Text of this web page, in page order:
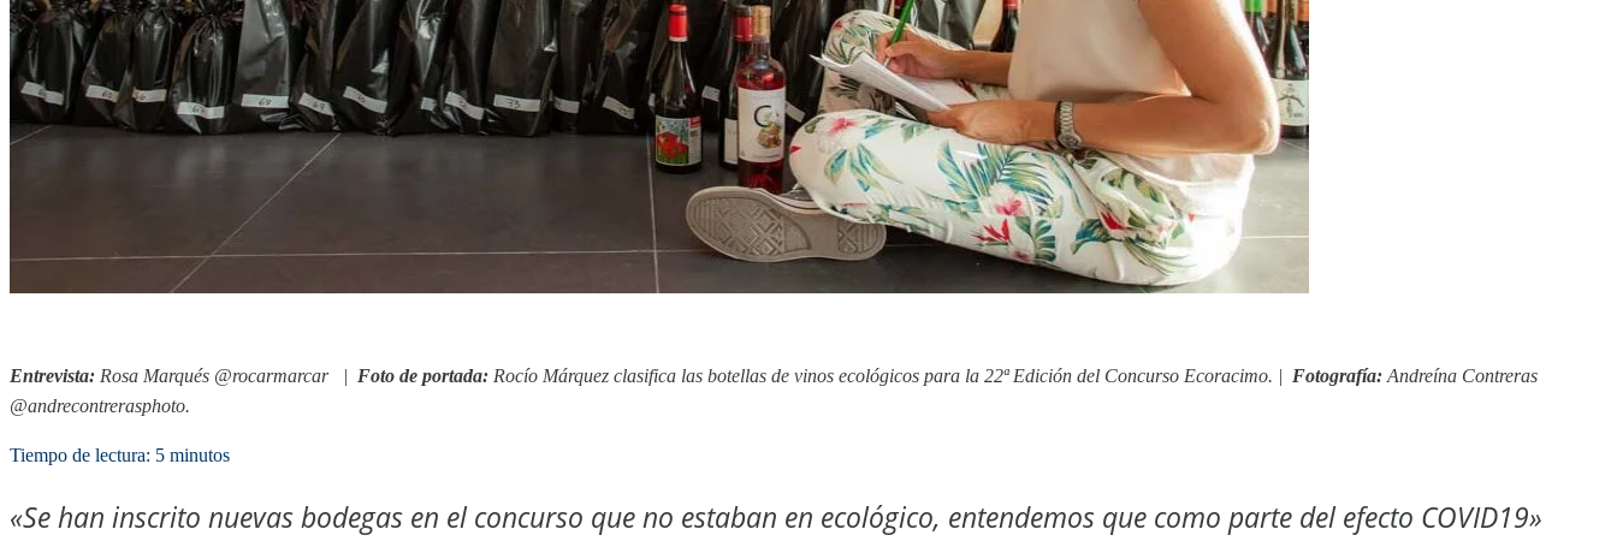
Entrevista: Rosa Marqués @rocarmarcar | Foto de portada: Rocío Márquez clasifica las botellas de vinos ecológicos para la 22ª Edición del Concurso Ecoracimo. | Fotografía: Andreína Contreras
@andrecontrerasphoto.
Tiempo de lectura: 5 minutos
«Se han inscrito nuevas bodegas en el concurso que no estaban en ecológico, entendemos que como parte del efecto COVID19»